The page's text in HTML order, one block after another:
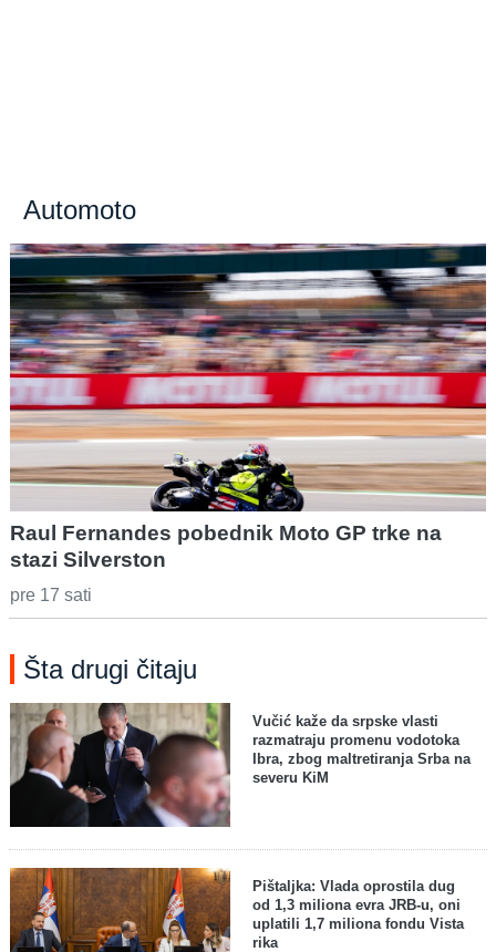
Automoto
Raul Fernandes pobednik Moto GP trke na
stazi Silverston
pre 17 sati
Šta drugi čitaju
Vučić kaže da srpske vlasti
razmatraju promenu vodotoka
Ibra, zbog maltretiranja Srba na
severu KiM
Pištaljka: Vlada oprostila dug
od 1,3 miliona evra JRB-u, oni
uplatili 1,7 miliona fondu Vista
rika